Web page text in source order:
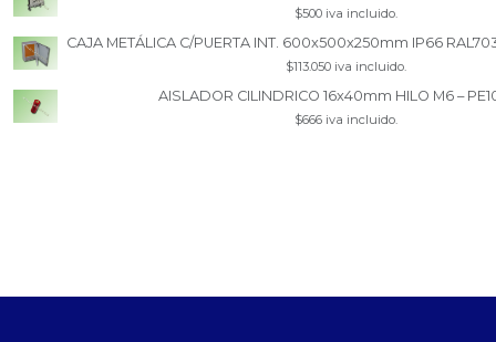
$500 iva incluido.
CAJA METÁLICA C/PUERTA INT. 600x500x250mm IP66
$113.050 iva incluido.
AISLADOR CILINDRICO 16x40mm HILO M6 –
$666 iva incluido.